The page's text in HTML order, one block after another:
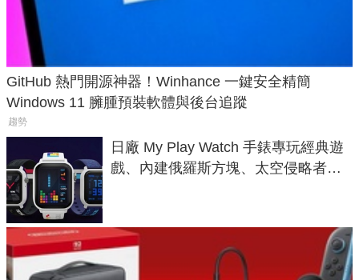
GitHub 熱門開源神器！Winhance 一鍵安全精簡
Windows 11 臃腫預裝軟體與後台追蹤
趨勢
日廠 My Play Watch 手錶專玩經典遊
戲、內建俄羅斯方塊、太空侵略者，